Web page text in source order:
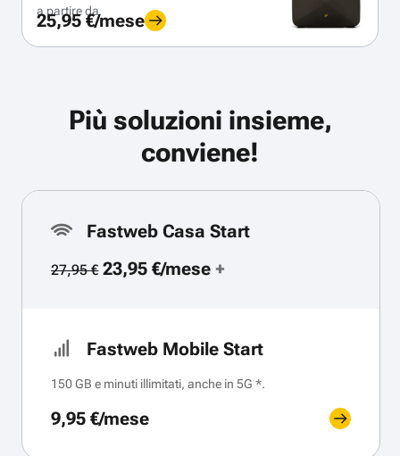
a partire da
25,95 €/mese
Più soluzioni insieme,
conviene!
Fastweb Casa Start
27,95 €23,95 €/mese+
Fastweb Mobile Start
150 GB e minuti illimitati, anche in 5G *.
9,95 €/mese